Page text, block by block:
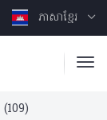
ភាសាខ្មែរ
(109)